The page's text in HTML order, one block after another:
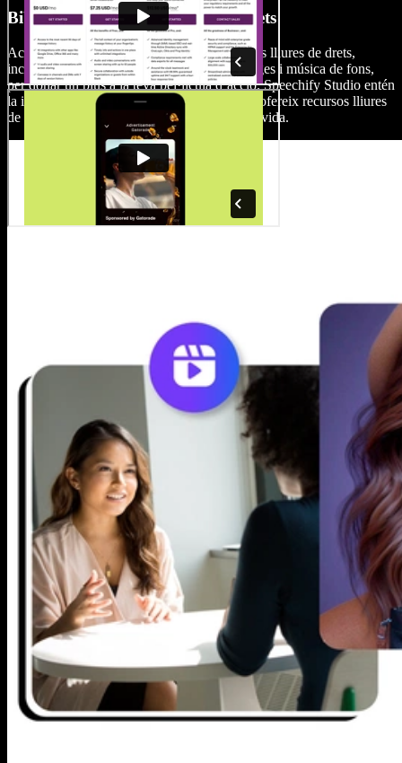
Biblioteca de recursos lliures de drets
Accedeix a una extensa biblioteca de recursos lliures de drets,
incloent-hi clips de vídeo plens d'acció, imatges i música de fons,
per donar un plus a la teva pel·lícula d’acció. Speechify Studio entén
la importància de l’experiència audiovisual i ofereix recursos lliures
de copyright perquè les teves escenes cobrin vida.